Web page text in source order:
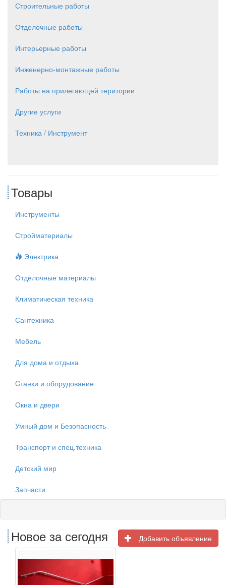
Строительные работы
Отделочные работы
Интерьерные работы
Инженерно-монтажные работы
Работы на прилегающей територии
Другие услуги
Техника / Инструмент
Товары
Инструменты
Стройматериалы
Электрика
Отделочные материалы
Климатическая техника
Сантехника
Мебель
Для дома и отдыха
Cтанки и оборудование
Окна и двери
Умный дом и Безопасность
Транспорт и спец.техника
Детский мир
Запчасти
Новое за сегодня Добавить объявление